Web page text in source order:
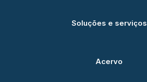
Soluções e serviços
Acervo